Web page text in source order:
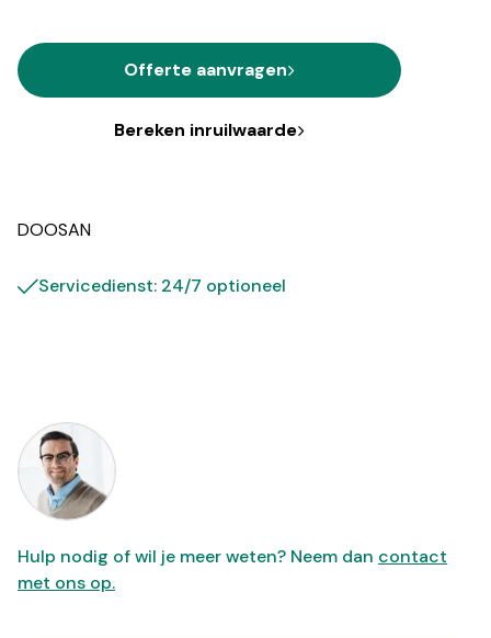
Offerte aanvragen
Bereken inruilwaarde
DOOSAN
Servicedienst: 24/7 optioneel
Hulp nodig of wil je meer weten? Neem dan contact
met ons op.